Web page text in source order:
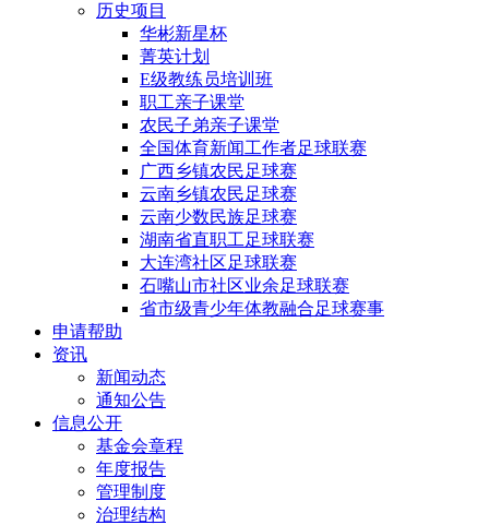
历史项目
华彬新星杯
菁英计划
E级教练员培训班
职工亲子课堂
农民子弟亲子课堂
全国体育新闻工作者足球联赛
广西乡镇农民足球赛
云南乡镇农民足球赛
云南少数民族足球赛
湖南省直职工足球联赛
大连湾社区足球联赛
石嘴山市社区业余足球联赛
省市级青少年体教融合足球赛事
申请帮助
资讯
新闻动态
通知公告
信息公开
基金会章程
年度报告
管理制度
治理结构